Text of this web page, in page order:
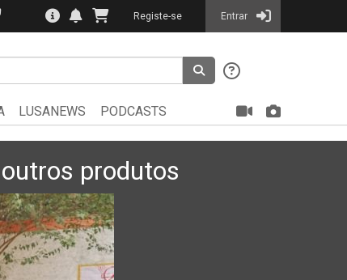
Registe-se Entrar
LUSANEWS PODCASTS
produtos